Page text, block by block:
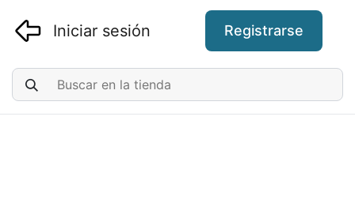
Iniciar sesión Registrarse